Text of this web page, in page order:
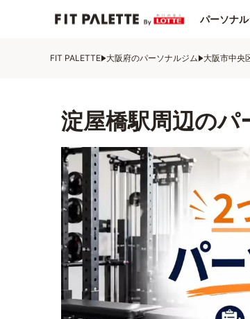
パーソナ
FIT PALETTE 大阪府のパーソナルジム 大阪市中央
淀屋橋駅周辺の